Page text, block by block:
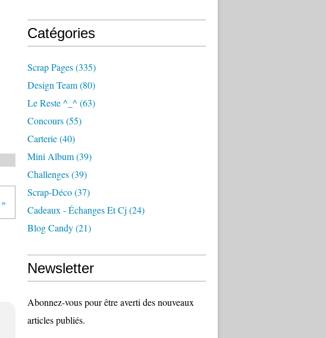
Catégories
Scrap Pages(335)
Design Team(80)
Le Reste ^_^ (63)
Concours(55)
Carterie(40)
Mini Album(39)
Challenges(39)
Scrap-Déco(37)
Cadeaux - Échanges Et Cj (24)
Blog Candy(21)
Newsletter
Abonnez-vous pour être averti des nouveaux
articles publiés.